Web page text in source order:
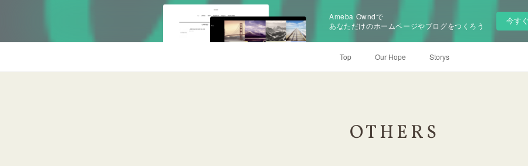
Ameba Owndで
あなただけのホームページやブログをつくろう
今す
Top Our Hope Storys
OTHERS